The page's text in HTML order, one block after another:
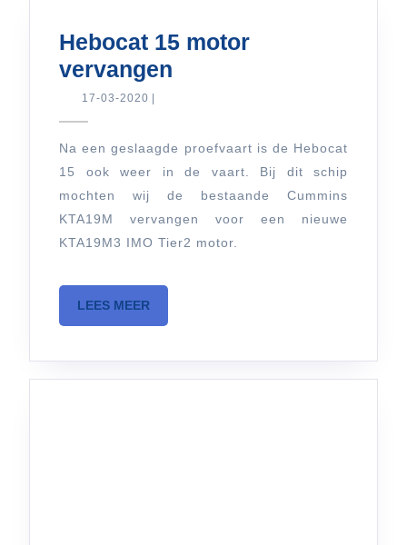
Hebocat 15 motor
vervangen
vervangen
17-03-2020 17-
|
Na een geslaagde proefvaart is de Hebocat
15 ook weer in de vaart. Bij dit schip
mochten wij de bestaande Cummins
KTA19M vervangen voor een nieuwe
KTA19M3 IMO Tier2 motor.
LEES MEER
MEER